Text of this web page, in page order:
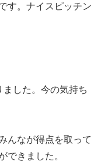
す。ナイスピッチン
した。今の気持ち
んなが得点を取って
できました。